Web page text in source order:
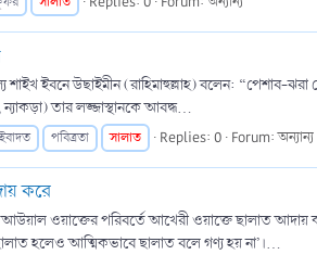
ইবনে উছাইমীন (রাহিমাহুল্লাহ) বলেন: “পেশাব-
তার লজ্জাস্থানকে আবদ্ধ...
ইবাদত পবিত্রতা সালাত Replies: 0 Forum:অন্যান্য
করে
আউয়াল ওয়াক্তের পরিবর্তে আখেরী ওয়াক্তে ছালাত
হলেও আত্মিকভাবে ছালাত বলে গণ্য হয় না’।...